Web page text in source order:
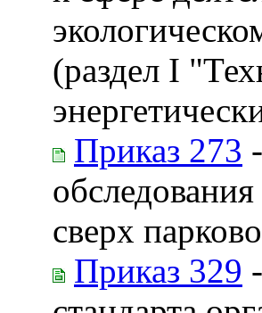
(раздел I
Приказ 273
сверх
Приказ 329